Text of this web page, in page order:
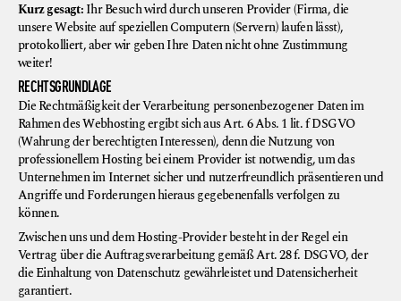
Kurz gesagt:Ihr Besuch wird durch unseren Provider (Firma, die
unsere Website auf speziellen Computern (Servern) laufen lässt),
protokolliert, aber wir geben Ihre Daten nicht ohne Zustimmung
weiter!
RECHTSGRUNDLAGE
Die Rechtmäßigkeit der Verarbeitung personenbezogener Daten im
Rahmen des Webhosting ergibt sich aus Art. 6 Abs. 1 lit. f DSGVO
(Wahrung der berechtigten Interessen), denn die Nutzung von
professionellem Hosting bei einem Provider ist notwendig, um das
Unternehmen im Internet sicher und nutzerfreundlich präsentieren und
Angriffe und Forderungen hieraus gegebenenfalls verfolgen zu
können.
Zwischen uns und dem Hosting-Provider besteht in der Regel ein
Vertrag über die Auftragsverarbeitung gemäß Art. 28 f. DSGVO, der
die Einhaltung von Datenschutz gewährleistet und Datensicherheit
garantiert.